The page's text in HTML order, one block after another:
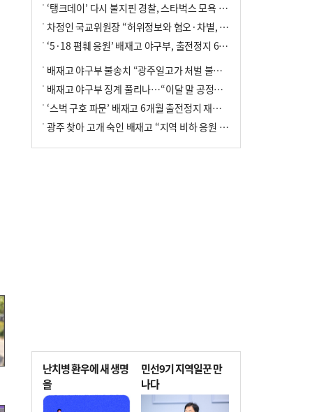
‘탱크데이’ 다시 불지핀 경찰, 스타벅스 모욕 혐의 압수수색
차정인 국교위원장 “허위정보와 혐오·차별, 학교 교실까지 유입"
‘5·18 폄훼 응원’ 배재고 야구부, 출전정지 6개월→1개월 감경
배재고 야구부 불송치 “광주일고가 처벌 불원 의사 표해”
배재고 야구부 징계 풀리나…“이달 말 공정위서 재심의”
‘스벅 구호 파문’ 배재고 6개월 출전정지 재심 신청키로
광주 찾아 고개 숙인 배재고 “지역 비하 응원 잘못”(종합)
난치병 환우에 새 생명
을
민선9기 지역일꾼 만
나다